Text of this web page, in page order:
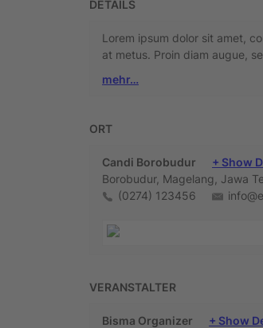
DETAILS
Lorem ipsum dolor sit amet,
at metus. Proin diam augue,
mehr…
ORT
Candi Borobudur
+ Show
Borobudur, Magelang, Jawa
(0274) 123456
VERANSTALTER
Bisma Organizer
+ Show